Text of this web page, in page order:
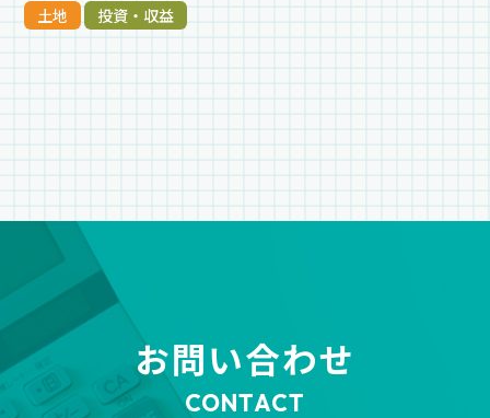
土地 投資・収益
お問い合わせ
CONTACT